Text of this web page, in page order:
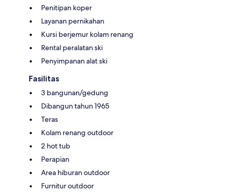
Penitipan koper
Layanan pernikahan
Kursi berjemur kolam renang
Rental peralatan ski
Penyimpanan alat ski
Fasilitas
3 bangunan/gedung
Dibangun tahun 1965
Teras
Kolam renang outdoor
2 hot tub
Perapian
Area hiburan outdoor
Furnitur outdoor